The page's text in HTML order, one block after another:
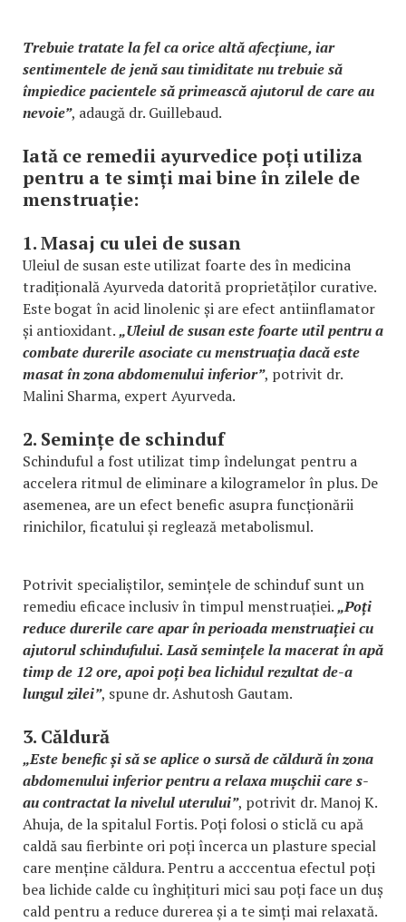
Trebuie tratate la fel ca orice altă afecțiune, iar
sentimentele de jenă sau timiditate nu trebuie să
împiedice pacientele să primească ajutorul de care au
nevoie”, adaugă dr. Guillebaud.
Iată ce remedii ayurvedice poți utiliza
pentru a te simți mai bine în zilele de
menstruație:
1. Masaj cu ulei de susan
Uleiul de susan este utilizat foarte des în medicina
tradițională Ayurveda datorită proprietăților curative.
Este bogat în acid linolenic și are efect antiinflamator
și antioxidant.„Uleiul de susan este foarte util pentru a
combate durerile asociate cu menstruația dacă este
masat în zona abdomenului inferior”, potrivit dr.
Malini Sharma, expert Ayurveda.
2. Semințe de schinduf
Schinduful a fost utilizat timp îndelungat pentru a
accelera ritmul de eliminare a kilogramelor în plus. De
asemenea, are un efect benefic asupra funcționării
rinichilor, ficatului și reglează metabolismul.
Potrivit specialiștilor, semințele de schinduf sunt un
remediu eficace inclusiv în timpul menstruației.„Poți
reduce durerile care apar în perioada menstruației cu
ajutorul schindufului. Lasă semințele la macerat în apă
timp de 12 ore, apoi poți bea lichidul rezultat de-a
lungul zilei”, spune dr. Ashutosh Gautam.
3. Căldură
„Este benefic și să se aplice o sursă de căldură în zona
abdomenului inferior pentru a relaxa mușchii care s-
au contractat la nivelul uterului”, potrivit dr. Manoj K.
Ahuja, de la spitalul Fortis. Poți folosi o sticlă cu apă
caldă sau fierbinte ori poți încerca un plasture special
care menține căldura. Pentru a acccentua efectul poți
bea lichide calde cu înghițituri mici sau poți face un duș
cald pentru a reduce durerea și a te simți mai relaxată.